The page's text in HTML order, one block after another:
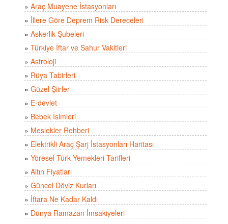
» Araç Muayene İstasyonları
» İllere Göre Deprem Risk Dereceleri
» Askerlik Şubeleri
» Türkiye İftar ve Sahur Vakitleri
» Astroloji
» Rüya Tabirleri
» Güzel Şiirler
» E-devlet
» Bebek İsimleri
» Meslekler Rehberi
» Elektrikli Araç Şarj İstasyonları Haritası
» Yöresel Türk Yemekleri Tarifleri
» Altın Fiyatları
» Güncel Döviz Kurları
» İftara Ne Kadar Kaldı
» Dünya Ramazan İmsakiyeleri